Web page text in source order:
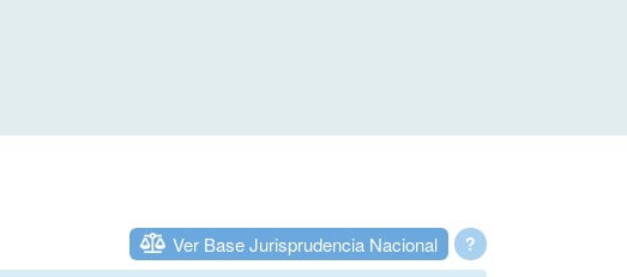
?
Ver Base Jurisprudencia Nacional